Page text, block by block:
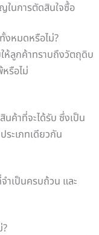
ในการตัดสินใจซื้อ
งหมดหรือไม่?
ห้ลูกค้าทราบถึงวัตถุดิบ
รือไม่
ค้าที่จะได้รับ ซึ่งเป็น
ะเภทเดียวกัน
ำเป็นครบถ้วน และ